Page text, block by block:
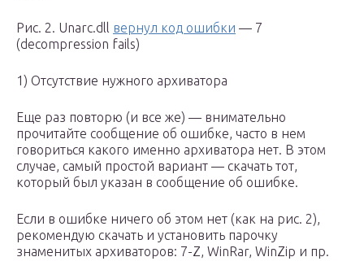
Рис. 2. Unarc.dll вернул код ошибки — 7
(decompression fails)
1) Отсутствие нужного архиватора
Еще раз повторю (и все же) — внимательно
прочитайте сообщение об ошибке, часто в нем
говориться какого именно архиватора нет. В этом
случае, самый простой вариант — скачать тот,
который был указан в сообщение об ошибке.
Если в ошибке ничего об этом нет (как на рис. 2),
рекомендую скачать и установить парочку
знаменитых архиваторов: 7-Z, WinRar, WinZip и пр.